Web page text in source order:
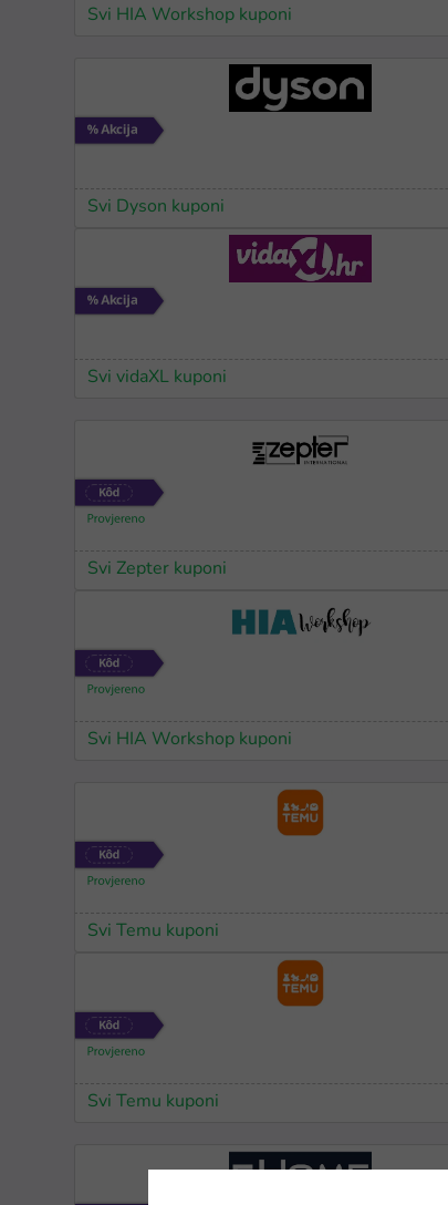
Svi HIA Workshop kuponi
Svi Dyson kuponi
Svi vidaXL kuponi
Svi Zepter kuponi
Svi HIA Workshop kuponi
Svi Temu kuponi
Svi Temu kuponi